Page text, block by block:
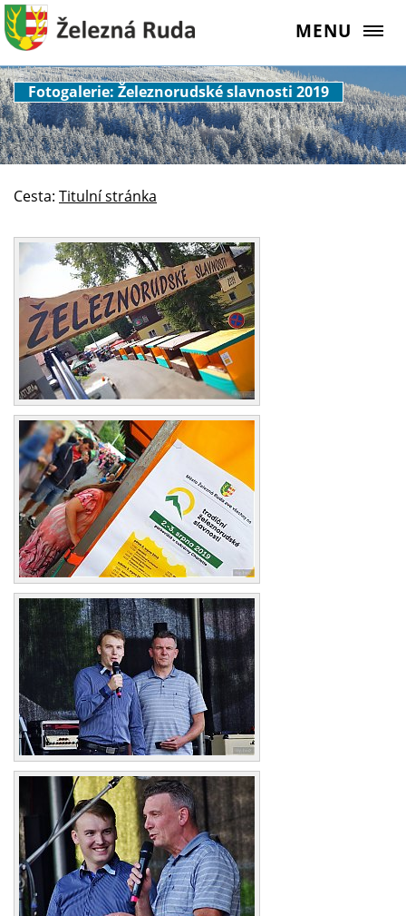
MENU
Fotogalerie: Železnorudské slavnosti 2019
Cesta: Titulní stránka